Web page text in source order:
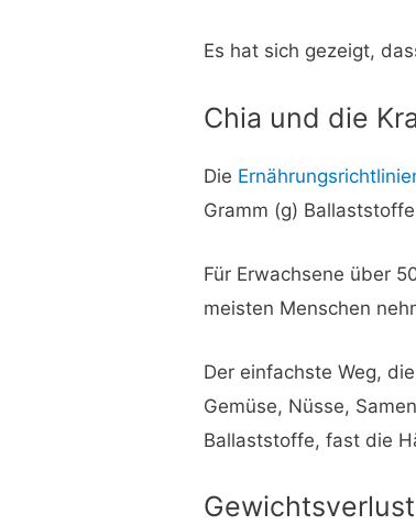
Es hat sich gezeigt,
Chia und die
Die
Gramm (g)
Für Erwachsene über
meisten Menschen
Der einfachste Weg,
Gemüse, Nüsse,
Ballaststoffe, fast die
Gewichtsverlust